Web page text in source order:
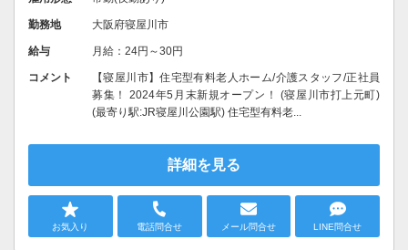
勤務地 大阪府寝屋川市
給与 月給：24円～30円
コメント
【寝屋川市】住宅型有料老人ホーム/介護スタッフ/正社員
募集！ 2024年5月末新規オープン！ (寝屋川市打上元町)
(最寄り駅:JR寝屋川公園駅) 住宅型有料老...
詳細を見る
お気入り 電話問合せ メール問合せ LINE問合せ